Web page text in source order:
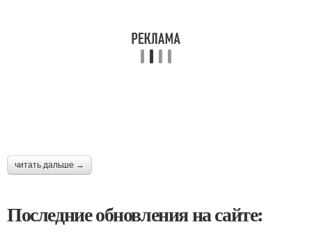
читать дальше →
Последние обновления на сайте: